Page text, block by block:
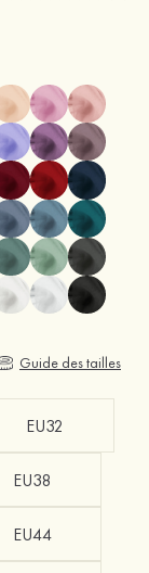
Guide des tailles
EU32
EU38
EU44